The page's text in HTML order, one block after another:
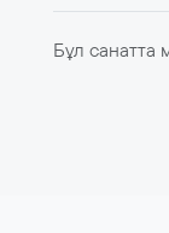
Бұл санатта